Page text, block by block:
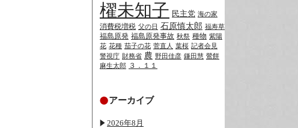
櫂未知子 民主党 海の家
消費税増税 父の日 石原慎太郎 福寿草
福島原発 福島原発事故 秋祭 種物 紫陽
花 花種 茄子の花 菅直人 葉桜 記者会見
警視庁 財務省 農 野田佳彦 鎌田慧 鶯餅
麻生太郎 ３．１１
アーカイブ
2026年8月